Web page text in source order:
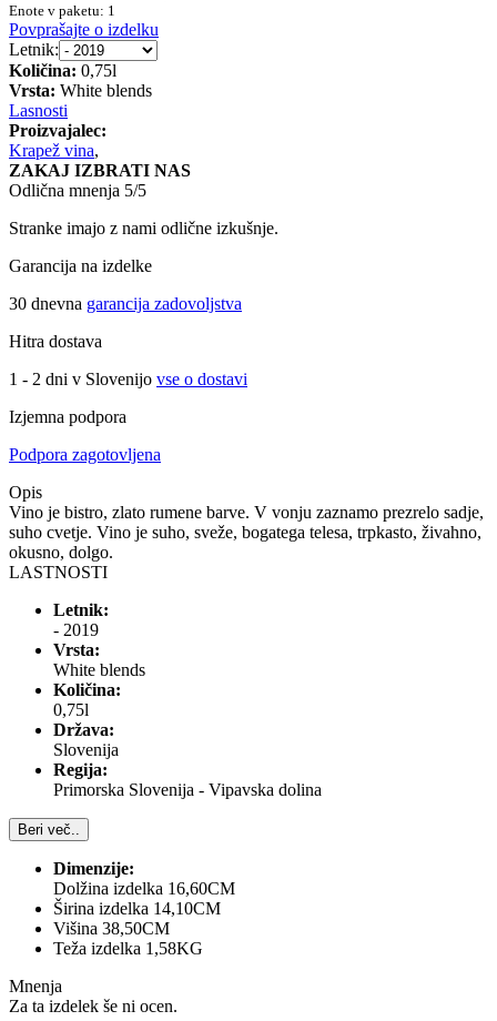
Enote v paketu: 1
Povprašajte o izdelku
Letnik:
Količina: 0,75l
Vrsta: White blends
Lasnosti
Proizvajalec:
Krapež vina,
ZAKAJ IZBRATI NAS
Odlična mnenja 5/5
Stranke imajo z nami odlične izkušnje.
Garancija na izdelke
30 dnevna garancija zadovoljstva
Hitra dostava
1 - 2 dni v Slovenijo vse o dostavi
Izjemna podpora
Podpora zagotovljena
Opis
Vino je bistro, zlato rumene barve. V vonju zaznamo prezrelo sadje,
suho cvetje. Vino je suho, sveže, bogatega telesa, trpkasto, živahno,
okusno, dolgo.
LASTNOSTI
Letnik:
- 2019
Vrsta:
White blends
Količina:
0,75l
Država:
Slovenija
Regija:
Primorska Slovenija - Vipavska dolina
Beri več..
Dimenzije:
Dolžina izdelka 16,60CM
Širina izdelka 14,10CM
Višina 38,50CM
Teža izdelka 1,58KG
Mnenja
Za ta izdelek še ni ocen.